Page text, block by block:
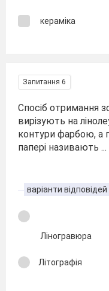
кераміка
Запитання 6
Спосіб отримання
вирізують на
контури фарбою, а
папері називають ...
варіанти відповідей
Ліногравюра
Літографія